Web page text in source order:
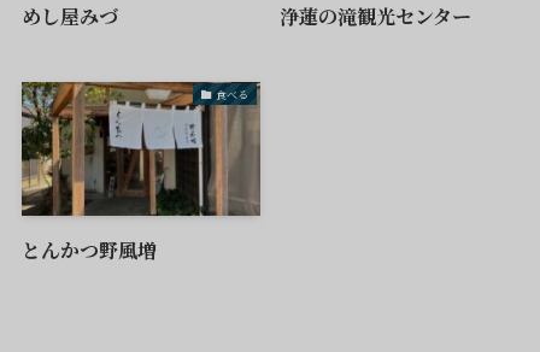
めし屋みづ 浄蓮の滝観光センター
食べる
とんかつ野風増